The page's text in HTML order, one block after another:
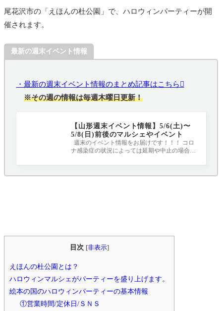
尾花沢市の「えほんの杜公園」で、ハロウィンパーティーが開
催されます。
最新の週末イベント情報
・最新の週末イベント情報のまとめ記事はこちら
※その週の情報は毎週木曜日更新！
【山形週末イベント情報】5/6(土)〜
5/8(日)前後のマルシェやイベント
週末のイベント情報をお届けです！！！ コロ
ナ感染症の状況によっては延期や中止の場合も
目次 [非表示]
えほんの杜公園とは？
ハロウィンマルシェがパーティーを盛り上げます。
絵本の国のハロウィンパーティーの基本情報
①営業時間/定休日/ＳＮＳ